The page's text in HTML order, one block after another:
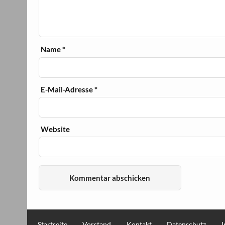
Name*
E-Mail-Adresse*
Website